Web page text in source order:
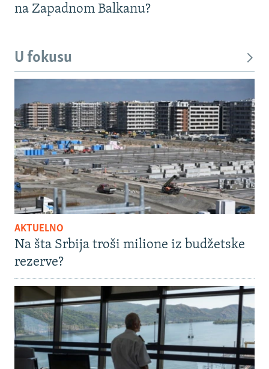
na Zapadnom Balkanu?
U fokusu
AKTUELNO
Na šta Srbija troši milione iz budžetske
rezerve?